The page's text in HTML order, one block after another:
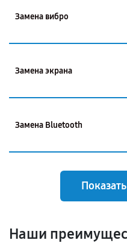
Замена вибро
Замена экрана
Замена Bluetooth
Наши